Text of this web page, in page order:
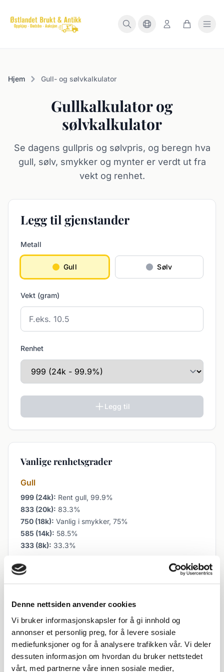
Denne nettsiden anvender cookies
Vi bruker informasjonskapsler for å gi innhold og
annonser et personlig preg, for å levere sosiale
mediefunksjoner og for å analysere trafikken vår. Vi deler
dessuten informasjon om hvordan du bruker nettstedet
vårt, med partnerne våre innen sosiale medier,
Hjem Gull- og sølvkalkulator
Gullkalkulator og
sølvkalkulator
Se dagens gullpris og sølvpris, og beregn hva
gull, sølv, smykker og mynter er verdt ut fra
vekt og renhet.
Legg til gjenstander
Metall
Gull Sølv
Vekt (gram)
Renhet
Legg til
Vanlige renhetsgrader
Gull
999 (24k): Rent gull, 99.9%
833 (20k): 83.3%
750 (18k): Vanlig i smykker, 75%
585 (14k): 58.5%
333 (8k): 33.3%
Sølv
830: Europeisk sølv, 83%
Slik fungerer det